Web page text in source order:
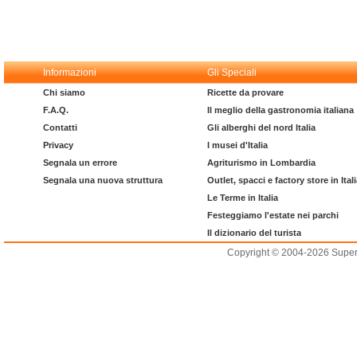
Informazioni Gli Speciali
Chi siamo
F.A.Q.
Contatti
Privacy
Segnala un errore
Segnala una nuova struttura
Ricette da provare
Il meglio della gastronomia italiana
Gli alberghi del nord Italia
I musei d'Italia
Agriturismo in Lombardia
Outlet, spacci e factory store in
Le Terme in Italia
Festeggiamo l'estate nei parchi
Il dizionario del turista
Copyright © 2004-2026